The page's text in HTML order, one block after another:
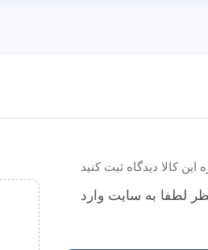
این کالا دیدگاه ثبت کنید
لطفا به سایت وارد